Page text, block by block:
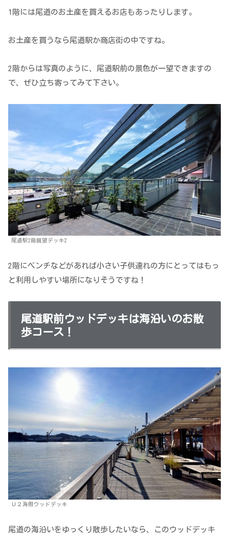
1階には尾道のお土産を買えるお店もあったりします。
お土産を買うなら尾道駅か商店街の中ですね。
2階からは写真のように、尾道駅前の景色が一望できますの
で、ぜひ立ち寄ってみて下さい。
尾道駅2階展望デッキ2
2階にベンチなどがあれば小さい子供連れの方にとってはもっ
と利用しやすい場所になりそうですね！
尾道駅前ウッドデッキは海沿いのお散
歩コース！
Ｕ２海側ウッドデッキ
尾道の海沿いをゆっくり散歩したいなら、このウッドデッキ